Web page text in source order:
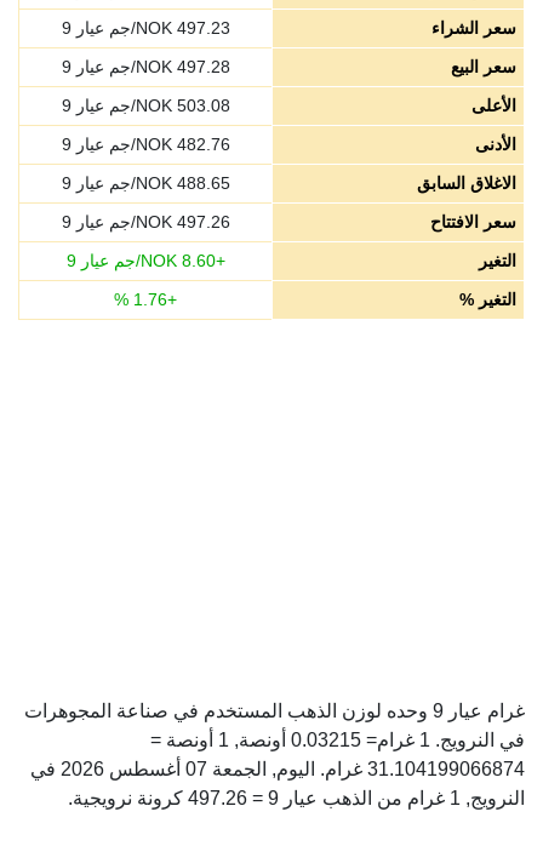
سعر الشراء
497.23 NOK/جم عيار 9
سعر البيع
497.28 NOK/جم عيار 9
الأعلى
503.08 NOK/جم عيار 9
الأدنى
482.76 NOK/جم عيار 9
الاغلاق السابق
488.65 NOK/جم عيار 9
سعر الافتتاح
497.26 NOK/جم عيار 9
التغير
+
8.60 NOK/جم عيار 9
التغير %
+
1.76
%
غرام عيار 9 وحده لوزن الذهب المستخدم في صناعة المجوهرات
في النرويج. 1 غرام= 0.03215 أونصة, 1 أونصة =
31.104199066874 غرام. اليوم, الجمعة 07 أغسطس 2026 في
النرويج, 1 غرام من الذهب عيار 9 = 497.26 كرونة نرويجية.